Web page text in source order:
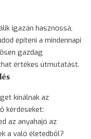
igazán hasznossá,
építeni a mindennapi
gazdag
értékes útmutatást.
kínálnak az
kérdéseket:
az anyahajó az
a való életedből?